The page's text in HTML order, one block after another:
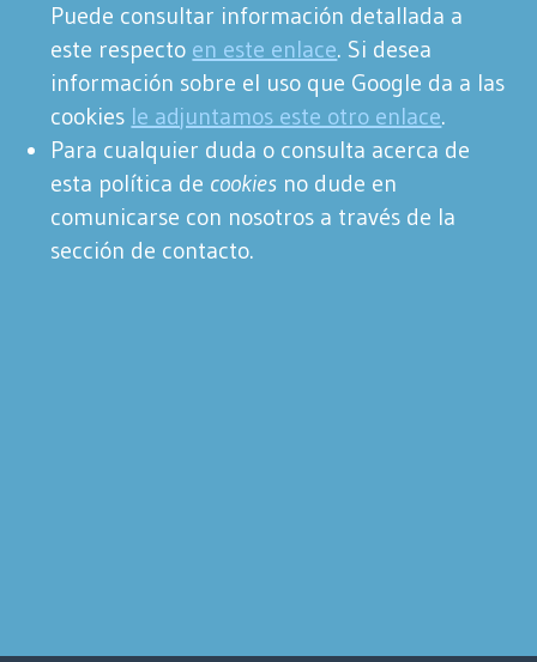
Puede consultar información detallada a
este respecto en este enlace. Si desea
información sobre el uso que Google da a las
cookies le adjuntamos este otro enlace.
Para cualquier duda o consulta acerca de
esta política de cookies no dude en
comunicarse con nosotros a través de la
sección de contacto.